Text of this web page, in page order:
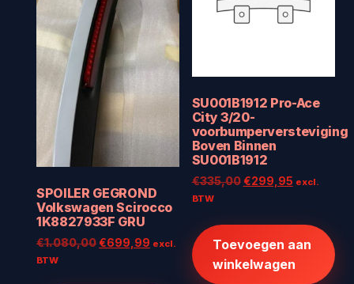
SPOILER GEGROND
Volkswagen Scirocco
1K8827933F GRU
€1.080,00Oorspronkelijke
€699,99 Huidige
excl.
BTW
SU001B1912 Pro-Ace
City 3/20-
voorbumperversteviging
Boven Binnen
SU001B1912
€335,00 Oorspronkelijke
€299,95Huidige
€299,95.
excl.
BTW
Toevoegen aan
winkelwagen